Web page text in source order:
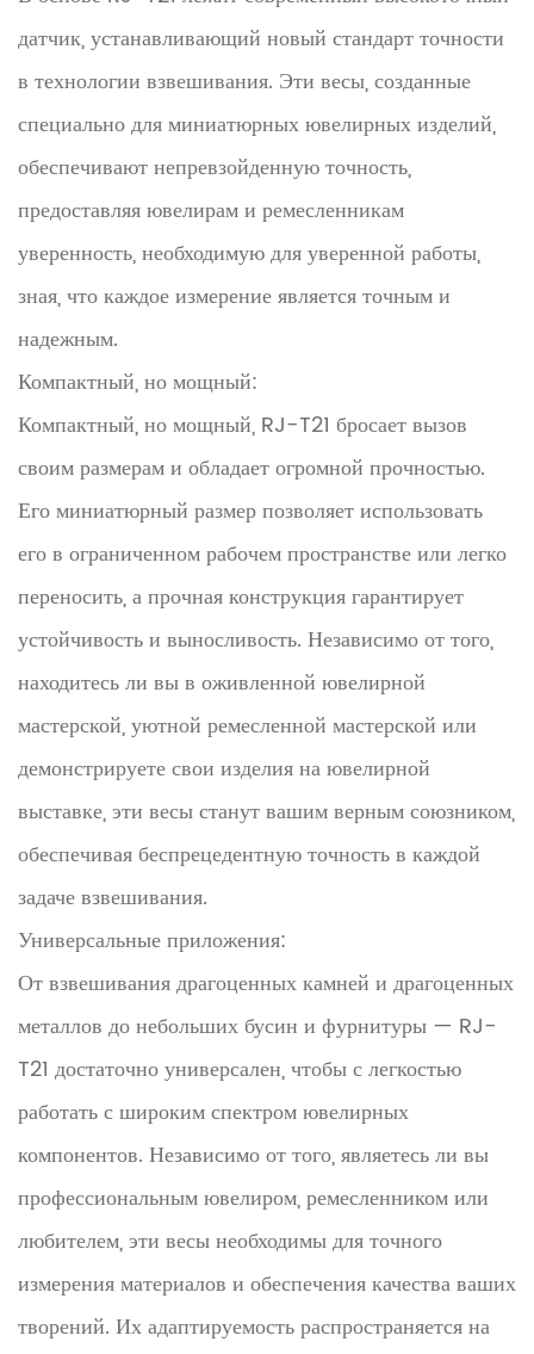
датчик, устанавливающий новый стандарт точности
в технологии взвешивания. Эти весы, созданные
специально для миниатюрных ювелирных изделий,
обеспечивают непревзойденную точность,
предоставляя ювелирам и ремесленникам
уверенность, необходимую для уверенной работы,
зная, что каждое измерение является точным и
надежным.
Компактный, но мощный:
Компактный, но мощный, RJ-T21 бросает вызов
своим размерам и обладает огромной прочностью.
Его миниатюрный размер позволяет использовать
его в ограниченном рабочем пространстве или легко
переносить, а прочная конструкция гарантирует
устойчивость и выносливость. Независимо от того,
находитесь ли вы в оживленной ювелирной
мастерской, уютной ремесленной мастерской или
демонстрируете свои изделия на ювелирной
выставке, эти весы станут вашим верным союзником,
обеспечивая беспрецедентную точность в каждой
задаче взвешивания.
Универсальные приложения:
От взвешивания драгоценных камней и драгоценных
металлов до небольших бусин и фурнитуры — RJ-
T21 достаточно универсален, чтобы с легкостью
работать с широким спектром ювелирных
компонентов. Независимо от того, являетесь ли вы
профессиональным ювелиром, ремесленником или
любителем, эти весы необходимы для точного
измерения материалов и обеспечения качества ваших
творений. Их адаптируемость распространяется на